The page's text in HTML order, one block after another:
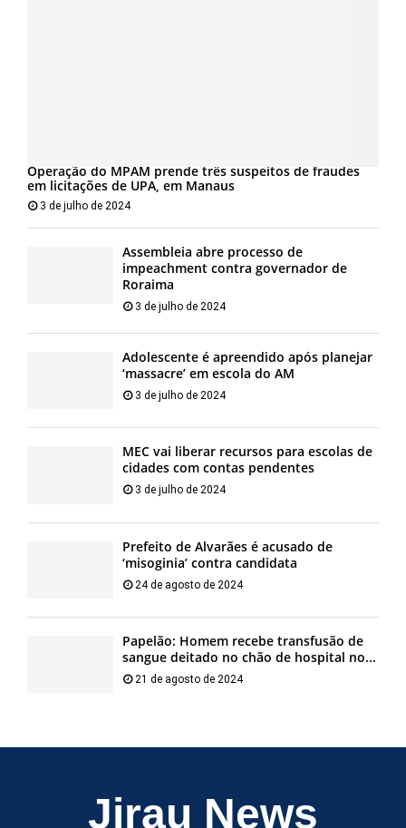
Operação do MPAM prende três suspeitos de fraudes
em licitações de UPA, em Manaus
3 de julho de 2024
Assembleia abre processo de
impeachment contra governador de
Roraima
3 de julho de 2024
Adolescente é apreendido após planejar
‘massacre’ em escola do AM
3 de julho de 2024
MEC vai liberar recursos para escolas de
cidades com contas pendentes
3 de julho de 2024
Prefeito de Alvarães é acusado de
‘misoginia’ contra candidata
24 de agosto de 2024
Papelão: Homem recebe transfusão de
sangue deitado no chão de hospital no...
21 de agosto de 2024
Jirau News